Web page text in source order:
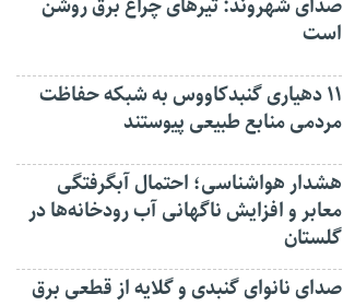
است
۱۱ دهیاری گنبدکاووس به شبکه حفاظت
مردمی منابع طبیعی پیوستند
هشدار هواشناسی؛ احتمال آبگرفتگی
معابر و افزایش ناگهانی آب رودخانه‌ها در
گلستان
صدای نانوای گنبدی و گلایه از قطعی برق